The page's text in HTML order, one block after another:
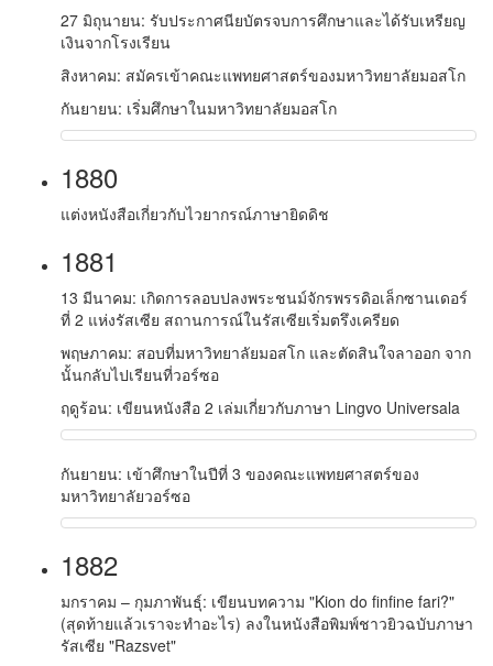
27 มิถุนายน: รับประกาศนียบัตรจบการศึกษาและได้รับเหรียญ
เงินจากโรงเรียน
สิงหาคม: สมัครเข้าคณะแพทยศาสตร์ของมหาวิทยาลัยมอสโก
กันยายน: เริ่มศึกษาในมหาวิทยาลัยมอสโก
1880
แต่งหนังสือเกี่ยวกับไวยากรณ์ภาษายิดดิช
1881
13 มีนาคม: เกิดการลอบปลงพระชนม์จักรพรรดิอเล็กซานเดอร์
ที่ 2 แห่งรัสเซีย สถานการณ์ในรัสเซียเริ่มตรึงเครียด
พฤษภาคม: สอบที่มหาวิทยาลัยมอสโก และตัดสินใจลาออก จาก
นั้นกลับไปเรียนที่วอร์ซอ
ฤดูร้อน: เขียนหนังสือ 2 เล่มเกี่ยวกับภาษา Lingvo Universala
กันยายน: เข้าศึกษาในปีที่ 3 ของคณะแพทยศาสตร์ของ
มหาวิทยาลัยวอร์ซอ
1882
มกราคม – กุมภาพันธุ์: เขียนบทความ "Kion do finfine fari?"
(สุดท้ายแล้วเราจะทำอะไร) ลงในหนังสือพิมพ์ชาวยิวฉบับภาษา
รัสเซีย "Razsvet"